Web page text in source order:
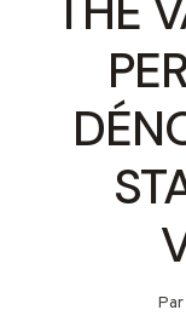
Par